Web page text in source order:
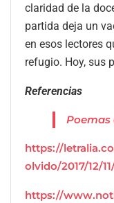
claridad de la
partida deja un
en esos lectores
refugio. Hoy, sus
Referencias
Poemas
https://
olvido/2017/12/
https://